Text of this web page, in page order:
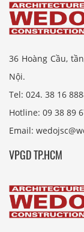
36 Hoàng Cầu,
Nội.
Tel: 024. 38 16
Hotline: 09 38 89
Email:
VPGD TP.HCM